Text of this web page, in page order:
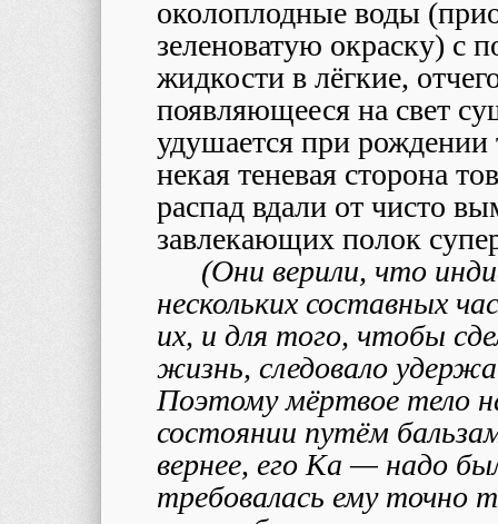
околоплодные воды
зеленоватую окраску) с
жидкости в лёгкие,
появляющееся на свет
удушается при
некая теневая сторона
распад вдали от чисто
завлекающих полок
(Они верили, что
нескольких составных
их, и для того, чтобы
жизнь, следовало
Поэтому мёртвое тело
состоянии путём
вернее, его Ка — надо
требовалась ему точно